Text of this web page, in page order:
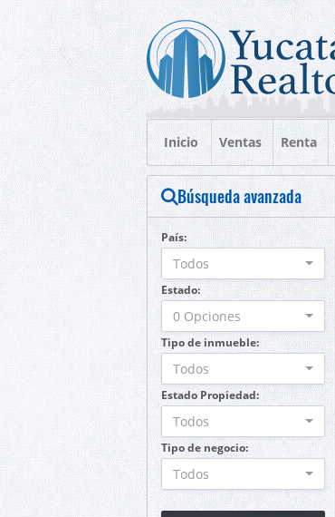
Inicio Ventas Renta
Búsqueda avanzada
País:
Todos
Estado:
0 Opciones
Tipo de inmueble:
Todos
Estado Propiedad:
Todos
Tipo de negocio:
Todos